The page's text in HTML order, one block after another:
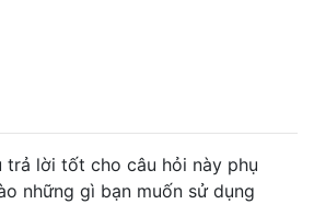
trả lời tốt cho câu hỏi này phụ
những gì bạn muốn sử dụng